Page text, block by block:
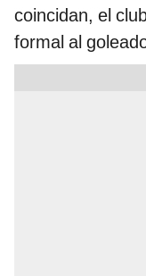
coincidan, el
formal al